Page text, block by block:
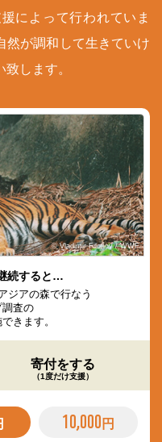
によって行われていま
然が調和して生きていけ
します。
© Vladimir Filonov / WWF
続すると…
ジアの森で行なう
調査の
きます。
寄付をする
（1度だけ支援）
10,000 円